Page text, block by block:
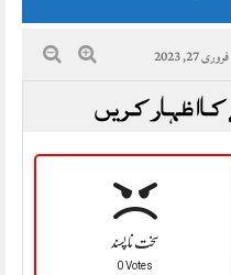
فروری 27, 2023
کا اظہار کریں
سخت نا پسند
0 Votes